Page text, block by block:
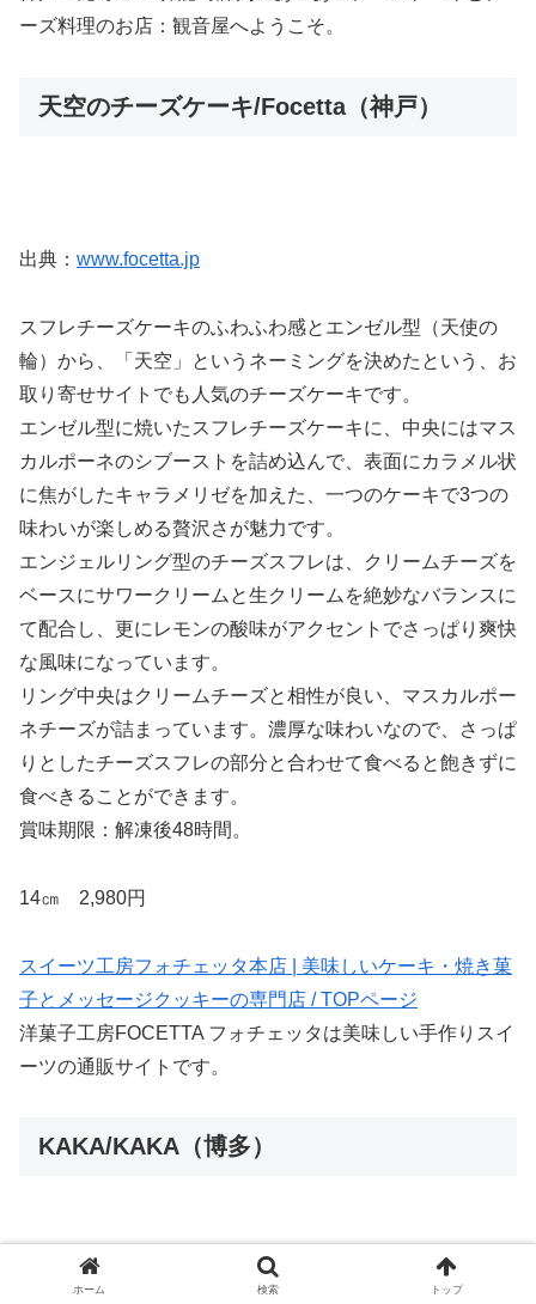
ーズ料理のお店：観音屋へようこそ。
天空のチーズケーキ/Focetta（神戸）
出典： www.focetta.jp
スフレチーズケーキのふわふわ感とエンゼル型（天使の
輪）から、「天空」というネーミングを決めたという、お
取り寄せサイトでも人気のチーズケーキです。
エンゼル型に焼いたスフレチーズケーキに、中央にはマス
カルポーネのシブーストを詰め込んで、表面にカラメル状
に焦がしたキャラメリゼを加えた、一つのケーキで3つの
味わいが楽しめる贅沢さが魅力です。
エンジェルリング型のチーズスフレは、クリームチーズを
ベースにサワークリームと生クリームを絶妙なバランスに
て配合し、更にレモンの酸味がアクセントでさっぱり爽快
な風味になっています。
リング中央はクリームチーズと相性が良い、マスカルポー
ネチーズが詰まっています。濃厚な味わいなので、さっぱ
りとしたチーズスフレの部分と合わせて食べると飽きずに
食べきることができます。
賞味期限：解凍後48時間。
14㎝ 2,980円
スイーツ工房フォチェッタ本店 | 美味しいケーキ・焼き菓
子とメッセージクッキーの専門店 / TOPページ
洋菓子工房FOCETTA フォチェッタは美味しい手作りスイ
ーツの通販サイトです。
KAKA/KAKA（博多）
出典：basekaka.base.shop
ホーム 検索 トップ